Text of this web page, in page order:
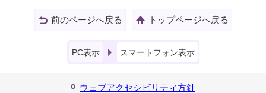
前のページへ戻る トップページへ戻る
PC表示 スマートフォン表示
ウェブアクセシビリティ方針